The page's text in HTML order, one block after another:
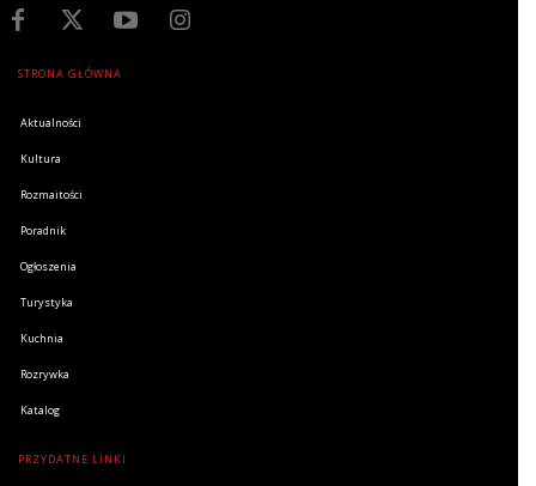
STRONA GŁÓWNA
Aktualności
Kultura
Rozmaitości
Poradnik
Ogłoszenia
Turystyka
Kuchnia
Rozrywka
Katalog
PRZYDATNE LINKI